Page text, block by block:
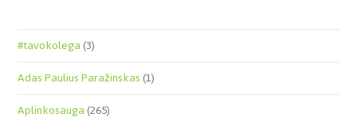
#tavokolega(3)
Adas Paulius Paražinskas(1)
Aplinkosauga(265)